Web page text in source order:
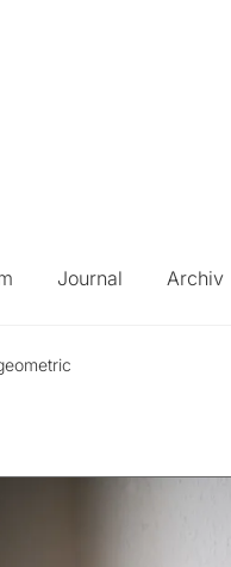
Journal Archiv